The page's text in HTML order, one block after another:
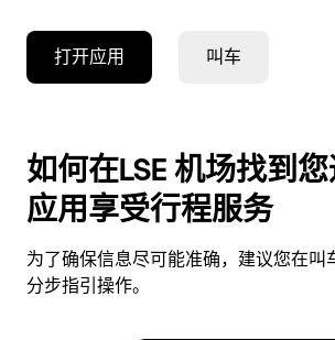
打开应用 叫车
如何在LSE 机场找到
应用享受行程服务
为了确保信息尽可能准确，建议您在叫
分步指引操作。